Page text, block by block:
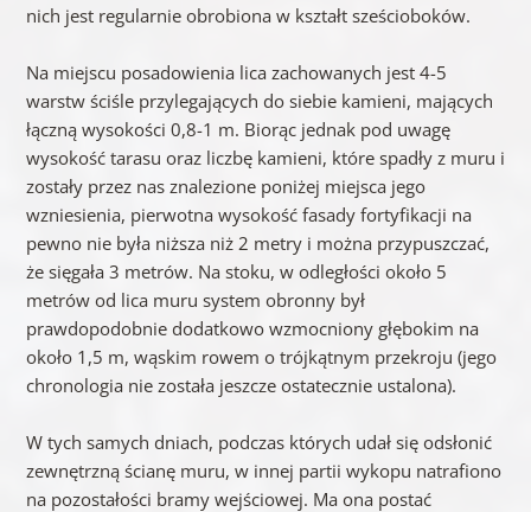
nich jest regularnie obrobiona w kształt sześcioboków.
Na miejscu posadowienia lica zachowanych jest 4-5
warstw ściśle przylegających do siebie kamieni, mających
łączną wysokości 0,8-1 m. Biorąc jednak pod uwagę
wysokość tarasu oraz liczbę kamieni, które spadły z muru i
zostały przez nas znalezione poniżej miejsca jego
wzniesienia, pierwotna wysokość fasady fortyfikacji na
pewno nie była niższa niż 2 metry i można przypuszczać,
że sięgała 3 metrów. Na stoku, w odległości około 5
metrów od lica muru system obronny był
prawdopodobnie dodatkowo wzmocniony głębokim na
około 1,5 m, wąskim rowem o trójkątnym przekroju (jego
chronologia nie została jeszcze ostatecznie ustalona).
W tych samych dniach, podczas których udał się odsłonić
zewnętrzną ścianę muru, w innej partii wykopu natrafiono
na pozostałości bramy wejściowej. Ma ona postać